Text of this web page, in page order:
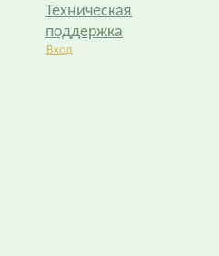
Техническая
поддержка
Вход